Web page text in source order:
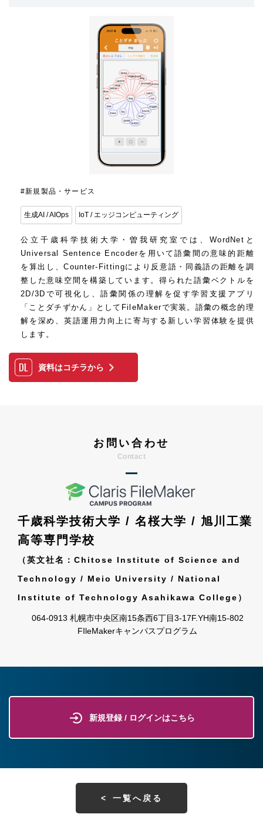
#新規製品・サービス
生成AI / AIOps IoT / エッジコンピューティング
公立千歳科学技術大学・曽我研究室では、WordNetと
Universal Sentence Encoderを用いて語彙間の意味的距離
を算出し、Counter-Fittingにより反意語・同義語の距離を調
整した意味空間を構築しています。得られた語彙ベクトルを
2D/3Dで可視化し、語彙関係の理解を促す学習支援アプリ
「ことダチずかん」としてFileMakerで実装。語彙の概念的理
解を深め、英語運用力向上に寄与する新しい学習体験を提供
します。
資料はコチラから
お問い合わせ
千歳科学技術大学 / 名桜大学 / 旭川工業
高等専門学校
（英文社名：Chitose Institute of Science and
Technology / Meio University / National
Institute of Technology Asahikawa College）
064-0913 札幌市中央区南15条西6丁目3-17F.YH南15-802
FIleMakerキャンパスプログラム
新規登録 / ログインはこちら
一覧へ戻る